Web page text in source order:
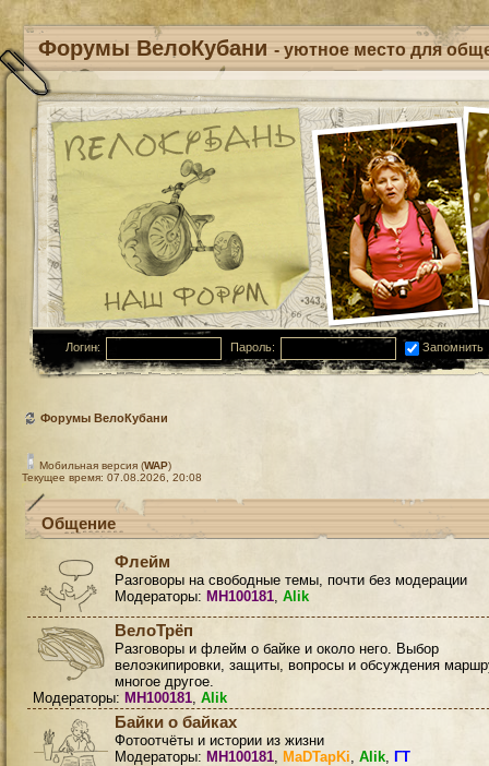
Форумы ВелоКубани - уютное место для
Логин: Пароль: Запомнить
Форумы ВелоКубани
Мобильная версия (WAP)
Текущее время: 07.08.2026, 20:08
Общение
Флейм
Разговоры на свободные темы, почти без модерации
Модераторы: MH100181, Alik
ВелоТрёп
Разговоры и флейм о байке и около него. Выбор
велоэкипировки, защиты, вопросы и обсуждения
многое другое.
Модераторы: MH100181, Alik
Байки о байках
Фотоотчёты и истории из жизни
Модераторы: MH100181, MaDTapKi, Alik, ГТ